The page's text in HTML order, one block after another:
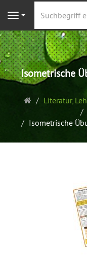
Navigation
Isometrische
Startseite
Literatur,
Isometrische